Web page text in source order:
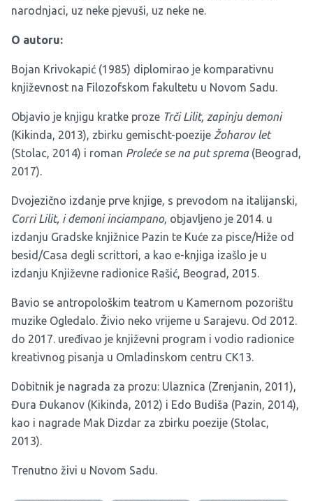
narodnjaci, uz neke pjevuši, uz neke ne.
O autoru:
Bojan Krivokapić (1985) diplomirao je komparativnu
književnost na Filozofskom fakultetu u Novom Sadu.
Objavio je knjigu kratke proze Trči Lilit, zapinju demoni
(Kikinda, 2013), zbirku gemischt-poezije Žoharov let
(Stolac, 2014) i roman Proleće se na put sprema (Beograd,
2017).
Dvojezično izdanje prve knjige, s prevodom na italijanski,
Corri Lilit, i demoni inciampano, objavljeno je 2014. u
izdanju Gradske knjižnice Pazin te Kuće za pisce/Hiže od
besid/Casa degli scrittori, a kao e-knjiga izašlo je u
izdanju Književne radionice Rašić, Beograd, 2015.
Bavio se antropološkim teatrom u Kamernom pozorištu
muzike Ogledalo. Živio neko vrijeme u Sarajevu. Od 2012.
do 2017. uređivao je književni program i vodio radionice
kreativnog pisanja u Omladinskom centru CK13.
Dobitnik je nagrada za prozu: Ulaznica (Zrenjanin, 2011),
Đura Đukanov (Kikinda, 2012) i Edo Budiša (Pazin, 2014),
kao i nagrade Mak Dizdar za zbirku poezije (Stolac,
2013).
Trenutno živi u Novom Sadu.